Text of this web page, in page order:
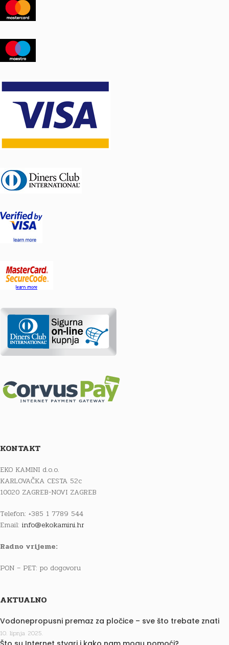
KONTAKT
EKO KAMINI d.o.o.
KARLOVAČKA CESTA 52c
10020 ZAGREB-NOVI ZAGREB
Telefon: +385 1 7789 544
Email: info@ekokamini.hr
Radno vrijeme:
PON – PET: po dogovoru
AKTUALNO
Vodonepropusni premaz za pločice – sve što trebate znati
10. lipnja 2025.